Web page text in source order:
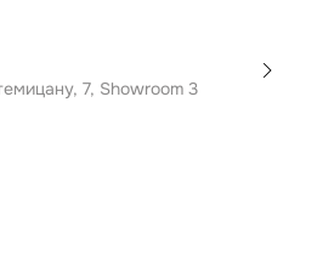
7, Showroom 3